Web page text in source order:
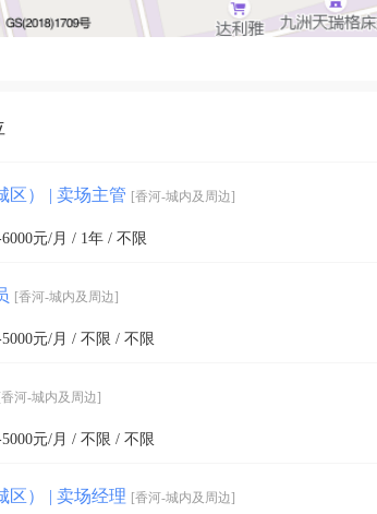
区） | 卖场主管 [香河-城内及周边]
元/月 / 1年 / 不限
[香河-城内及周边]
元/月 / 不限 / 不限
[香河-城内及周边]
元/月 / 不限 / 不限
区） | 卖场经理 [香河-城内及周边]